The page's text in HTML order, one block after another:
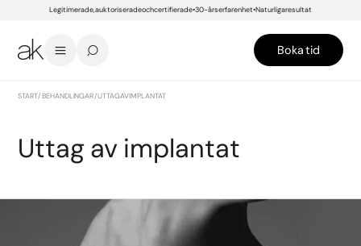
Legitimerade, auktoriserade och certifierade 30-års erfarenhet Naturliga resultat
Boka tid
START/BEHANDLINGAR/UTTAG AV IMPLANTAT
Uttag av implantat